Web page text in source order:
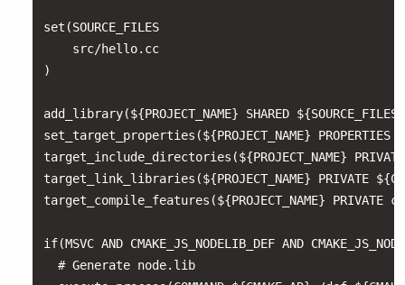
set(SOURCE_FILES
    src/hello.cc
)
add_library(${PROJECT_NAME} SHARED
set_target_properties(${PROJECT_NAME}
target_include_directories(${PROJECT_NAME} PRIVATE
target_link_libraries(${PROJECT_NAME} PRIVATE
target_compile_features(${PROJECT_NAME} PRIVATE
if(MSVC AND CMAKE_JS_NODELIB_DEF AND
  # Generate node.lib